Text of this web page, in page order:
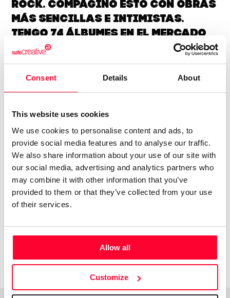
Consent Details About
This website uses cookies
We use cookies to personalise content and ads, to
provide social media features and to analyse our traffic.
We also share information about your use of our site with
our social media, advertising and analytics partners who
may combine it with other information that you’ve
provided to them or that they’ve collected from your use
of their services.
Allow all
Customize
rock. Compagino esto con obras
más sencillas e intimistas.
Tengo 74 álbumes en el mercado
digital, con el alias de aRPA”
Soy licenciado en Historia Antigua. Siempre me ha gustado
soy más bien autodidacta. Me gustan muchos estilos, pero
soy muy fan del hard rock de los 70, la música clásica,
sobre todo Beethoven, y la Ópera, en la que me declaro fan
de Wagner y los compositores rusos del Grupo de lis Cinco.
Aún cuando estaba en el grupo ya hacía música electrónica,
así que me viene de lejos. En ese estilo admiro sobre todo a
Vangelis y Kitaro.